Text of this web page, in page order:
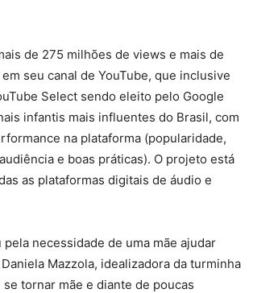
de 275 milhões de views e mais de
seu canal de YouTube, que inclusive
Select sendo eleito pelo Google
infantis mais influentes do Brasil, com
na plataforma (popularidade,
e boas práticas). O projeto está
as plataformas digitais de áudio e
pela necessidade de uma mãe ajudar
Mazzola, idealizadora da turminha
tornar mãe e diante de poucas